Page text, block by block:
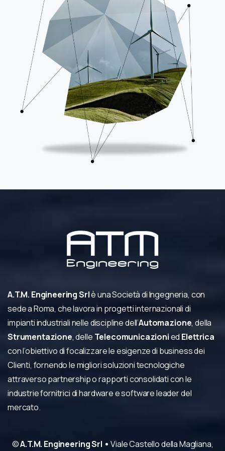
A.T.M. Engineering Srlè una Società di Ingegneria, con
sede a Roma, che lavora in progetti internazionali di
impianti industriali nelle discipline dell’Automazione, della
Strumentazione, delle Telecomunicazionied Elettrica
con l’obiettivo di focalizzare le esigenze di business dei
Clienti, fornendo le migliori soluzioni tecnologiche
attraverso partnership o rapporti consolidati con le
industrie fornitrici di hardware e software leader del
mercato.
©A.T.M. Engineering Srl •Viale Castello della Magliana,